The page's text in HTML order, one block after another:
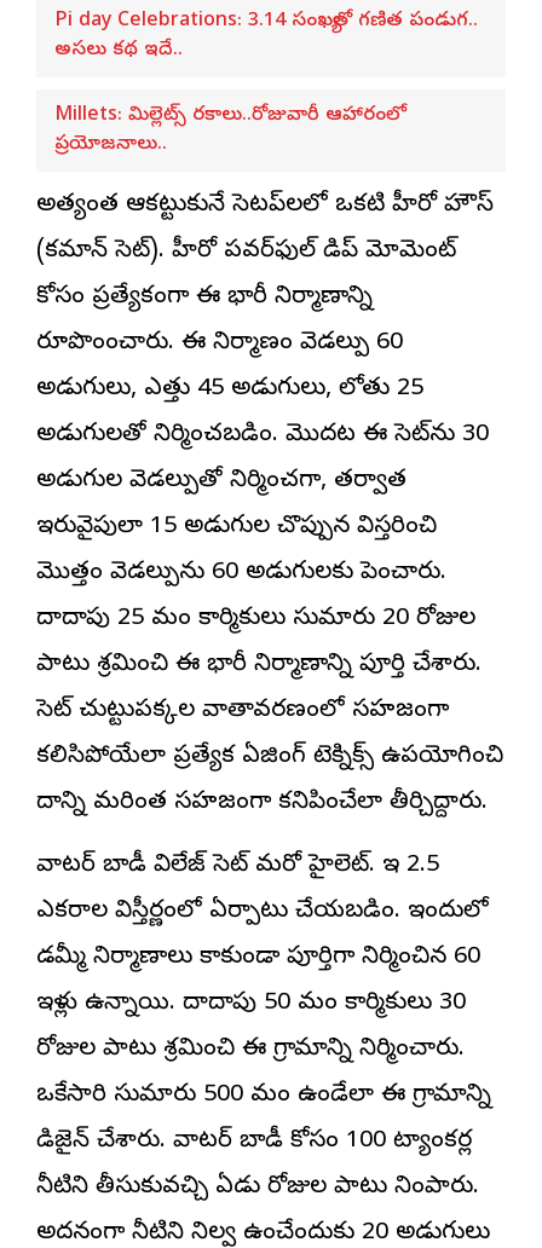
Pi day Celebrations: 3.14 సంఖ్యతో గణిత పండుగ..
అసలు కథ ఇదే..
Millets: మిల్లెట్స్ రకాలు..రోజువారీ ఆహారంలో
ప్రయోజనాలు..
అత్యంత ఆకట్టుకునే సెటప్‌లలో ఒకటి హీరో హౌస్
(కమాన్ సెట్). హీరో పవర్‌ఫుల్ డిప్ మోమెంట్
కోసం ప్రత్యేకంగా ఈ భారీ నిర్మాణాన్ని
రూపొందించారు. ఈ నిర్మాణం వెడల్పు 60
అడుగులు, ఎత్తు 45 అడుగులు, లోతు 25
అడుగులతో నిర్మించబడింది. మొదట ఈ సెట్‌ను 30
అడుగుల వెడల్పుతో నిర్మించగా, తర్వాత
ఇరువైపులా 15 అడుగుల చొప్పున విస్తరించి
మొత్తం వెడల్పును 60 అడుగులకు పెంచారు.
దాదాపు 25 మంది కార్మికులు సుమారు 20 రోజుల
పాటు శ్రమించి ఈ భారీ నిర్మాణాన్ని పూర్తి చేశారు.
సెట్ చుట్టుపక్కల వాతావరణంలో సహజంగా
కలిసిపోయేలా ప్రత్యేక ఏజింగ్ టెక్నిక్స్ ఉపయోగించి
దాన్ని మరింత సహజంగా కనిపించేలా తీర్చిదిద్దారు.
వాటర్ బాడీ విలేజ్ సెట్ మరో హైలెట్. ఇది 2.5
ఎకరాల విస్తీర్ణంలో ఏర్పాటు చేయబడింది. ఇందులో
డమ్మీ నిర్మాణాలు కాకుండా పూర్తిగా నిర్మించిన 60
ఇళ్లు ఉన్నాయి. దాదాపు 50 మంది కార్మికులు 30
రోజుల పాటు శ్రమించి ఈ గ్రామాన్ని నిర్మించారు.
ఒకేసారి సుమారు 500 మంది ఉండేలా ఈ గ్రామాన్ని
డిజైన్ చేశారు. వాటర్ బాడీ కోసం 100 ట్యాంకర్ల
నీటిని తీసుకువచ్చి ఏడు రోజుల పాటు నింపారు.
అదనంగా నీటిని నిల్వ ఉంచేందుకు 20 అడుగులు